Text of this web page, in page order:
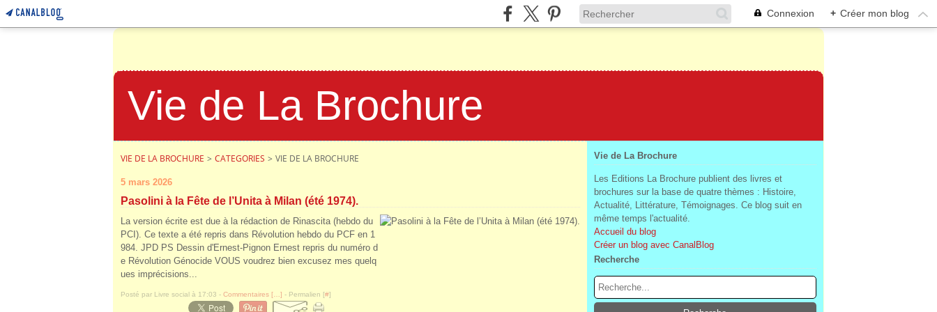
Connexion + Créer mon blog
Vie de La Brochure
VIE DE LA BROCHURE > CATEGORIES > VIE DE LA BROCHURE
5 mars 2026
Pasolini à la Fête de l’Unita à Milan (été 1974).
La version écrite est due à la rédaction de Rinascita (hebdo du
PCI). Ce texte a été repris dans Révolution hebdo du PCF en 1
984. JPD PS Dessin d'Ernest-Pignon Ernest repris du numéro d
e Révolution Génocide VOUS voudrez bien excusez mes quelq
ues imprécisions...
Posté par Livre social à 17:03 - Commentaires [ ] - Permalien [#]
Vie de La Brochure
Les Editions La Brochure publient des livres et
brochures sur la base de quatre thèmes : Histoire,
Actualité, Littérature, Témoignages. Ce blog suit en
même temps l'actualité.
Accueil du blog
Créer un blog avec CanalBlog
Recherche